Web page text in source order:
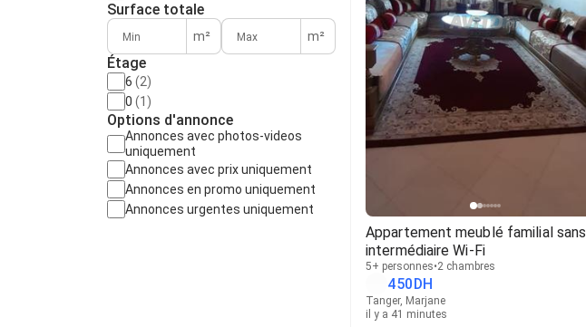
Surface totale
m² m²
Étage
6 (2)
0 (1)
Options d'annonce
Annonces avec photos-videos
uniquement
Annonces avec prix uniquement
Annonces en promo uniquement
Annonces urgentes uniquement
Appartement meublé familial sans
intermédiaire Wi-Fi
5+ personnes 2 chambres
450DH
Tanger, Marjane
il y a 41 minutes